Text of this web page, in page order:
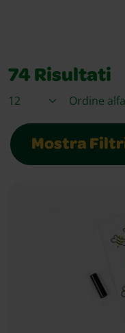
74 Risultati
Articoli per pagina
Ordina per
Mostra